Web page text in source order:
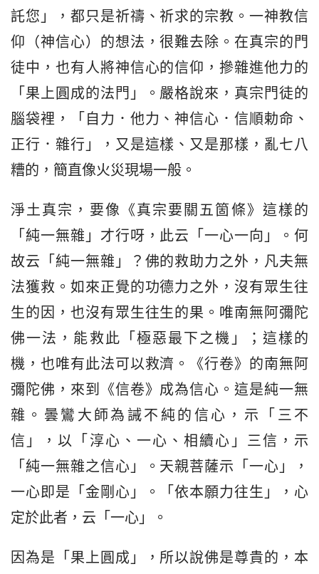
託您」，都只是祈禱、祈求的宗教。一神教信
仰（神信心）的想法，很難去除。在真宗的門
徒中，也有人將神信心的信仰，摻雜進他力的
「果上圓成的法門」。嚴格說來，真宗門徒的
腦袋裡，「自力．他力、神信心．信順勅命、
正行．雜行」，又是這樣、又是那樣，亂七八
糟的，簡直像火災現場一般。
淨土真宗，要像《真宗要關五箇條》這樣的
「純一無雜」才行呀，此云「一心一向」。何
故云「純一無雜」？佛的救助力之外，凡夫無
法獲救。如來正覺的功德力之外，沒有眾生往
生的因，也沒有眾生往生的果。唯南無阿彌陀
佛一法，能救此「極惡最下之機」；這樣的
機，也唯有此法可以救濟。《行卷》的南無阿
彌陀佛，來到《信卷》成為信心。這是純一無
雜。曇鸞大師為誡不純的信心，示「三不
信」，以「淳心、一心、相續心」三信，示
「純一無雜之信心」。天親菩薩示「一心」，
一心即是「金剛心」。「依本願力往生」，心
定於此者，云「一心」。
因為是「果上圓成」，所以說佛是尊貴的，本